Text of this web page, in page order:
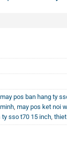
may pos ban hang ty
may pos ket noi
ty sso t70 15 inch